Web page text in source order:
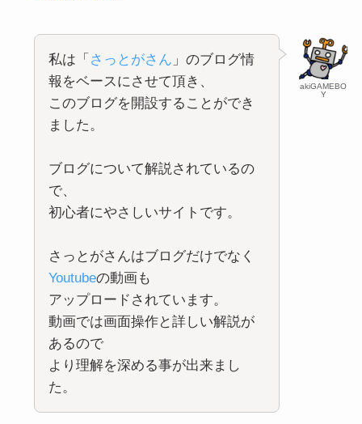
akiGAMEBO
Y
私は「 さっとがさん 」のブログ情
報をベースにさせて頂き、
このブログを開設することができ
ました。
ブログについて解説されているの
で、
初心者にやさしいサイトです。
さっとがさんはブログだけでなく
Youtubeの動画も
アップロードされています。
動画では画面操作と詳しい解説が
あるので
より理解を深める事が出来まし
た。